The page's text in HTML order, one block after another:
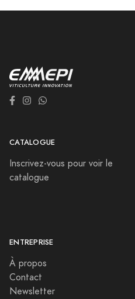
CATALOGUE
Inscrivez-vous pour voir le
catalogue
ENTREPRISE
À propos
Contact
Newsletter